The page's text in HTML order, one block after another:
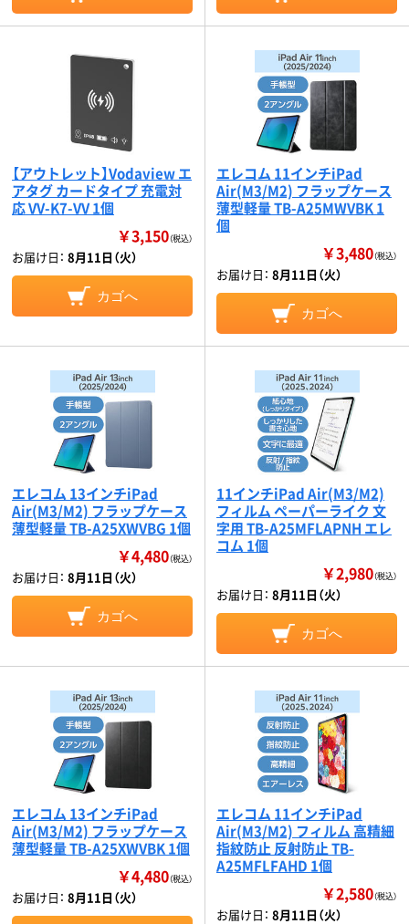
【アウトレット】Vodaview エ
アタグ カードタイプ 充電対
応 VV-K7-VV 1個
￥3,150（税込）
お届け日： 8月11日（火）
カゴへ
エレコム 11インチiPad
Air(M3/M2) フラップケース
薄型軽量 TB-A25MWVBK 1
個
￥3,480（税込）
お届け日： 8月11日（火）
カゴへ
エレコム 13インチiPad
Air(M3/M2) フラップケース
薄型軽量 TB-A25XWVBG 1個
￥4,480（税込）
お届け日： 8月11日（火）
カゴへ
11インチiPad Air(M3/M2)
フィルム ペーパーライク 文
字用 TB-A25MFLAPNH エレ
コム 1個
￥2,980（税込）
お届け日： 8月11日（火）
カゴへ
エレコム 13インチiPad
Air(M3/M2) フラップケース
薄型軽量 TB-A25XWVBK 1個
￥4,480（税込）
お届け日： 8月11日（火）
エレコム 11インチiPad
Air(M3/M2) フィルム 高精細
指紋防止 反射防止 TB-
A25MFLFAHD 1個
￥2,580（税込）
お届け日： 8月11日（火）